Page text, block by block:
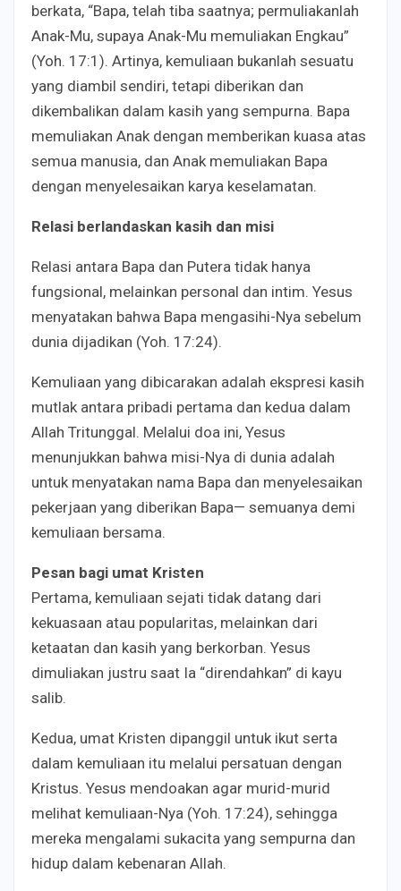
berkata, “Bapa, telah tiba saatnya; permuliakanlah
Anak-Mu, supaya Anak-Mu memuliakan Engkau”
(Yoh. 17:1). Artinya, kemuliaan bukanlah sesuatu
yang diambil sendiri, tetapi diberikan dan
dikembalikan dalam kasih yang sempurna. Bapa
memuliakan Anak dengan memberikan kuasa atas
semua manusia, dan Anak memuliakan Bapa
dengan menyelesaikan karya keselamatan.
Relasi berlandaskan kasih dan misi
Relasi antara Bapa dan Putera tidak hanya
fungsional, melainkan personal dan intim. Yesus
menyatakan bahwa Bapa mengasihi-Nya sebelum
dunia dijadikan (Yoh. 17:24).
Kemuliaan yang dibicarakan adalah ekspresi kasih
mutlak antara pribadi pertama dan kedua dalam
Allah Tritunggal. Melalui doa ini, Yesus
menunjukkan bahwa misi-Nya di dunia adalah
untuk menyatakan nama Bapa dan menyelesaikan
pekerjaan yang diberikan Bapa— semuanya demi
kemuliaan bersama.
Pesan bagi umat Kristen
Pertama, kemuliaan sejati tidak datang dari
kekuasaan atau popularitas, melainkan dari
ketaatan dan kasih yang berkorban. Yesus
dimuliakan justru saat Ia “direndahkan” di kayu
salib.
Kedua, umat Kristen dipanggil untuk ikut serta
dalam kemuliaan itu melalui persatuan dengan
Kristus. Yesus mendoakan agar murid-murid
melihat kemuliaan-Nya (Yoh. 17:24), sehingga
mereka mengalami sukacita yang sempurna dan
hidup dalam kebenaran Allah.